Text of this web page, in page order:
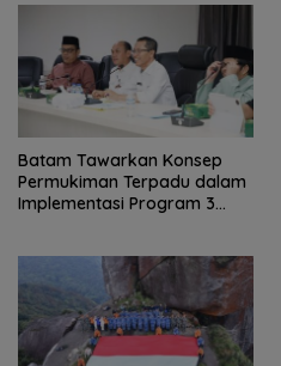
Batam Tawarkan Konsep
Permukiman Terpadu dalam
Implementasi Program 3